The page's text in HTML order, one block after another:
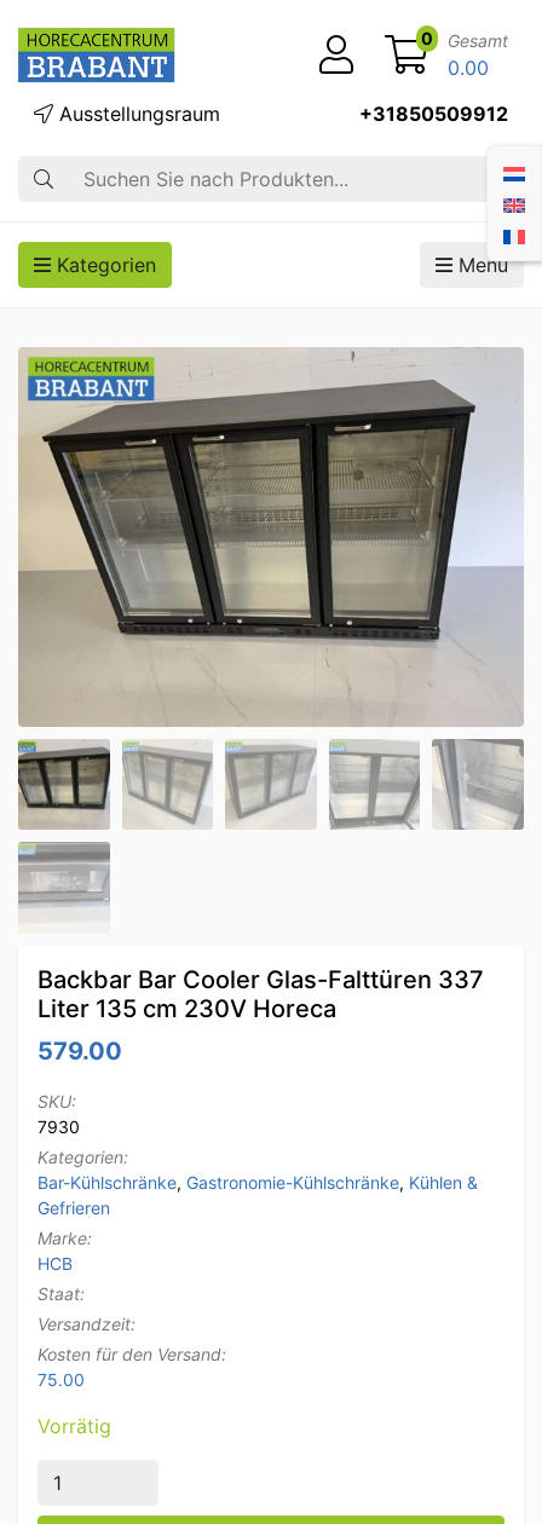
Suche
Ausstellungsraum +31850509912
0 Gesamt
0.00
Kategorien Menü
Backbar Bar Cooler Glas-Falttüren 337
Liter 135 cm 230V Horeca
579.00
SKU:
7930
Kategorien:
Bar-Kühlschränke, Gastronomie-Kühlschränke, Kühlen &
Gefrieren
Marke:
HCB
Staat:
Versandzeit:
Kosten für den Versand:
75.00
Vorrätig
Backbar Bar Cooler Glas-Falttüren 337 Liter 135 cm